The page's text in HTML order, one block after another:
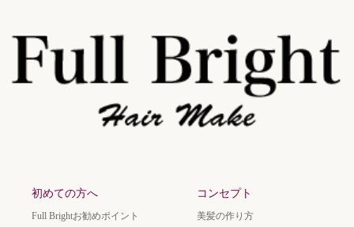
初めての方へ
Full Brightお勧めポイント
コンセプト
美髪の作り方